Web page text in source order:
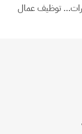
توظيف عمال